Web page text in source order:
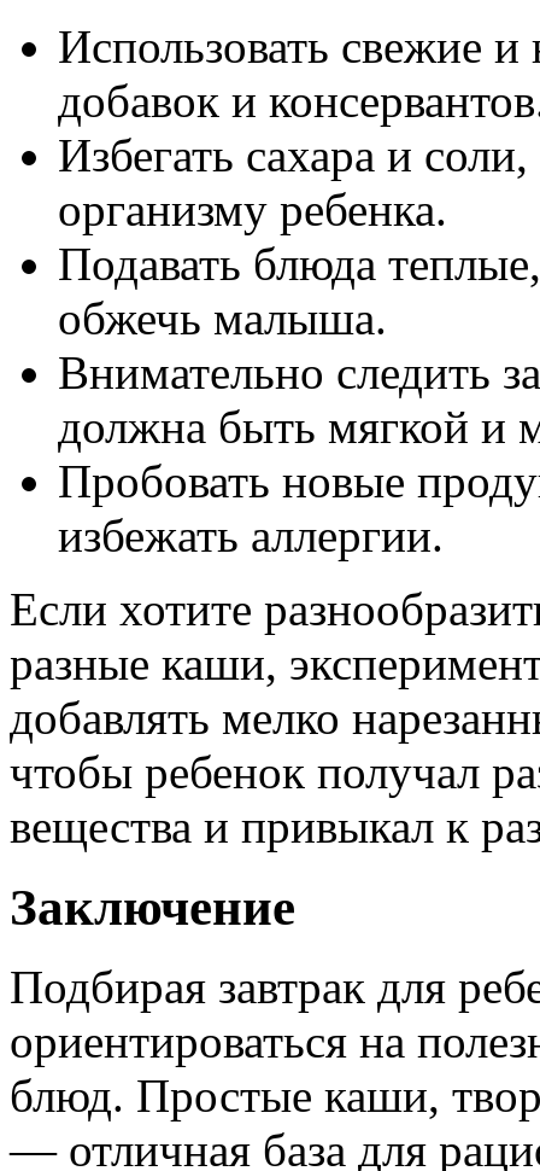
Использовать свежие
добавок и
Избегать сахара и
организму ребенка.
Подавать блюда
обжечь малыша.
Внимательно следить
должна быть мягкой и
Пробовать новые
избежать аллергии.
Если хотите
разные каши,
добавлять мелко
чтобы ребенок получал
вещества и привыкал к
Заключение
Подбирая завтрак для
ориентироваться на
блюд. Простые каши,
— отличная база для